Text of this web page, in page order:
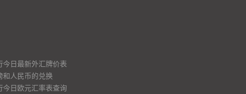
今日最新外汇牌价表
和人民币的兑换
今日欧元汇率表查询